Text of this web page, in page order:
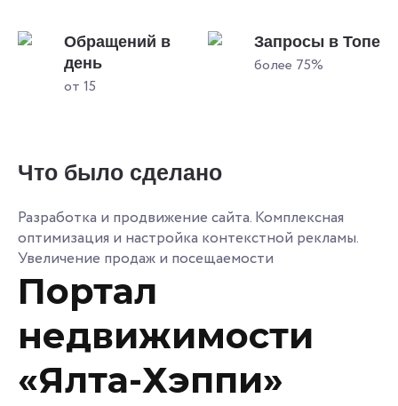
Обращений в
день
от 15
Запросы в Топе
более 75%
Что было сделано
Разработка и продвижение сайта. Комплексная
оптимизация и настройка контекстной рекламы.
Увеличение продаж и посещаемости
Портал
недвижимости
«Ялта-Хэппи»